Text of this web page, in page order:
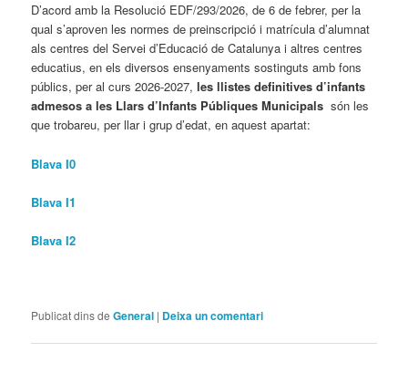
D’acord amb la Resolució EDF/293/2026, de 6 de febrer, per la
qual s’aproven les normes de preinscripció i matrícula d’alumnat
als centres del Servei d’Educació de Catalunya i altres centres
educatius, en els diversos ensenyaments sostinguts amb fons
públics, per al curs 2026-2027,les llistes definitives d’infants
admesos a les Llars d’Infants Públiques Municipalssón les
que trobareu, per llar i grup d’edat, en aquest apartat:
Blava I0
Blava I1
Blava I2
Publicat dins de General | Deixa un comentari